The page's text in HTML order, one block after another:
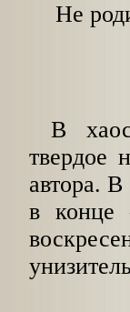
Не
В
твердое
автора.
в конце